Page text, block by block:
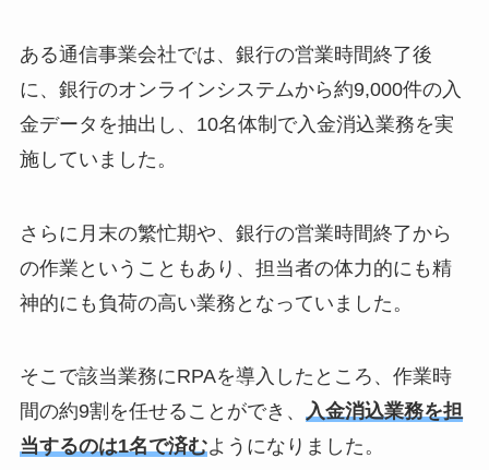
ある通信事業会社では、銀行の営業時間終了後
に、銀行のオンラインシステムから約9,000件の入
金データを抽出し、10名体制で入金消込業務を実
施していました。
さらに月末の繁忙期や、銀行の営業時間終了から
の作業ということもあり、担当者の体力的にも精
神的にも負荷の高い業務となっていました。
そこで該当業務にRPAを導入したところ、作業時
間の約9割を任せることができ、 入金消込業務を担
当するのは1名で済むようになりました。